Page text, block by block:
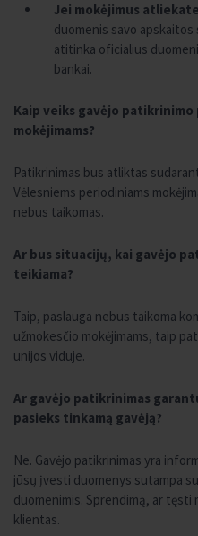
Jei mokėjimus
duomenis savo
atitinka oficialius
bankai.
Kaip veiks gavėjo
mokėjimams?
Patikrinimas bus atliktas
Vėlesniems periodiniams
nebus taikomas.
Ar bus situacijų, kai gavėjo
teikiama?
Taip, paslauga nebus taikoma
užmokesčio mokėjimams, taip
unijos viduje.
Ar gavėjo patikrinimas
pasieks tinkamą gavėją?
Ne. Gavėjo patikrinimas yra
jūsų įvesti duomenys sutampa
duomenimis. Sprendimą, ar tęsti
klientas.